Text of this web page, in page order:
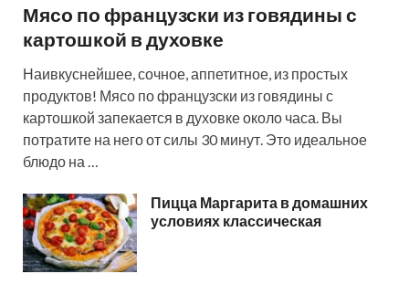
Мясо по французски из говядины с
картошкой в духовке
Наивкуснейшее, сочное, аппетитное, из простых
продуктов! Мясо по французски из говядины с
картошкой запекается в духовке около часа. Вы
потратите на него от силы 30 минут. Это идеальное
блюдо на …
Пицца Маргарита в домашних
условиях классическая